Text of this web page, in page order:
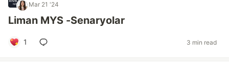
Mar 21 '24
Liman MYS -Senaryolar
1 3 min read